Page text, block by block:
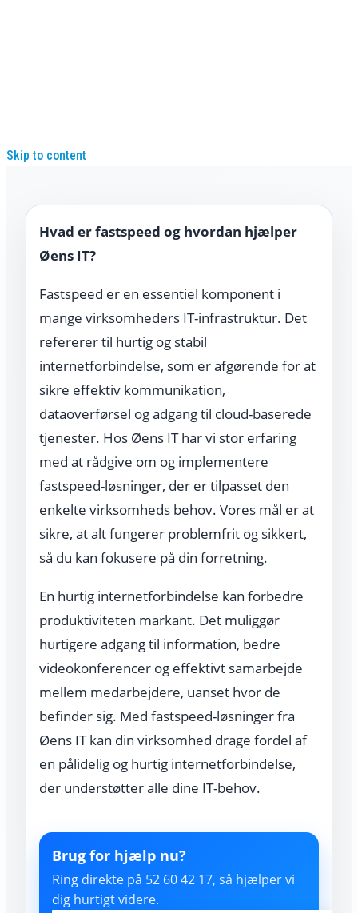
Skip to content
Hvad er fastspeed og hvordan hjælper
Øens IT?
Fastspeed er en essentiel komponent i
mange virksomheders IT-infrastruktur. Det
refererer til hurtig og stabil
internetforbindelse, som er afgørende for at
sikre effektiv kommunikation,
dataoverførsel og adgang til cloud-baserede
tjenester. Hos Øens IT har vi stor erfaring
med at rådgive om og implementere
fastspeed-løsninger, der er tilpasset den
enkelte virksomheds behov. Vores mål er at
sikre, at alt fungerer problemfrit og sikkert,
så du kan fokusere på din forretning.
En hurtig internetforbindelse kan forbedre
produktiviteten markant. Det muliggør
hurtigere adgang til information, bedre
videokonferencer og effektivt samarbejde
mellem medarbejdere, uanset hvor de
befinder sig. Med fastspeed-løsninger fra
Øens IT kan din virksomhed drage fordel af
en pålidelig og hurtig internetforbindelse,
der understøtter alle dine IT-behov.
Brug for hjælp nu?
Ring direkte på 52 60 42 17, så hjælper vi
dig hurtigt videre.